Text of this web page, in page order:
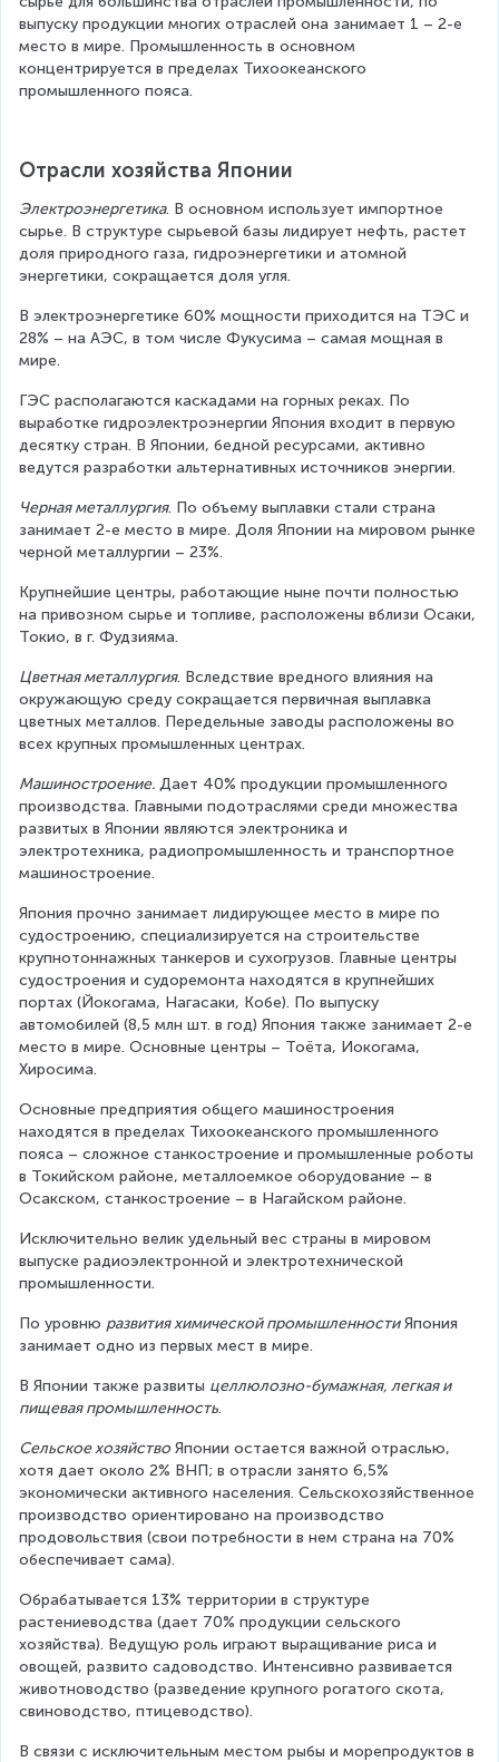
выпуску продукции многих отраслей она занимает 1 – 2-е
место в мире. Промышленность в основном
концентрируется в пределах Тихоокеанского
промышленного пояса.
Отрасли хозяйства Японии
Электроэнергетика. В основном использует импортное
сырье. В структуре сырьевой базы лидирует нефть, растет
доля природного газа, гидроэнергетики и атомной
энергетики, сокращается доля угля.
В электроэнергетике 60% мощности приходится на ТЭС и
28% – на АЭС, в том числе Фукусима – самая мощная в
мире.
ГЭС располагаются каскадами на горных реках. По
выработке гидроэлектроэнергии Япония входит в первую
десятку стран. В Японии, бедной ресурсами, активно
ведутся разработки альтернативных источников энергии.
Черная металлургия. По объему выплавки стали страна
занимает 2-е место в мире. Доля Японии на мировом рынке
черной металлургии – 23%.
Крупнейшие центры, работающие ныне почти полностью
на привозном сырье и топливе, расположены вблизи Осаки,
Токио, в г. Фудзияма.
Цветная металлургия. Вследствие вредного влияния на
окружающую среду сокращается первичная выплавка
цветных металлов. Передельные заводы расположены во
всех крупных промышленных центрах.
Машиностроение. Дает 40% продукции промышленного
производства. Главными подотраслями среди множества
развитых в Японии являются электроника и
электротехника, радиопромышленность и транспортное
машиностроение.
Япония прочно занимает лидирующее место в мире по
судостроению, специализируется на строительстве
крупнотоннажных танкеров и сухогрузов. Главные центры
судостроения и судоремонта находятся в крупнейших
портах (Йокогама, Нагасаки, Кобе). По выпуску
автомобилей (8,5 млн шт. в год) Япония также занимает 2-е
место в мире. Основные центры – Тоёта, Иокогама,
Хиросима.
Основные предприятия общего машиностроения
находятся в пределах Тихоокеанского промышленного
пояса – сложное станкостроение и промышленные роботы
в Токийском районе, металлоемкое оборудование – в
Осакском, станкостроение – в Нагайском районе.
Исключительно велик удельный вес страны в мировом
выпуске радиоэлектронной и электротехнической
промышленности.
По уровню развития химической промышленности Япония
занимает одно из первых мест в мире.
В Японии также развиты целлюлозно-бумажная, легкая и
пищевая промышленность.
Сельское хозяйство Японии остается важной отраслью,
хотя дает около 2% ВНП; в отрасли занято 6,5%
экономически активного населения. Сельскохозяйственное
производство ориентировано на производство
продовольствия (свои потребности в нем страна на 70%
обеспечивает сама).
Обрабатывается 13% территории в структуре
растениеводства (дает 70% продукции сельского
хозяйства). Ведущую роль играют выращивание риса и
овощей, развито садоводство. Интенсивно развивается
животноводство (разведение крупного рогатого скота,
свиноводство, птицеводство).
В связи с исключительным местом рыбы и морепродуктов в